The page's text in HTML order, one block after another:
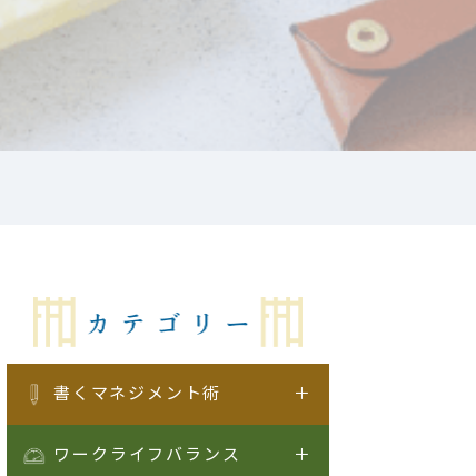
書くマネジメント術
ワークライフバランス